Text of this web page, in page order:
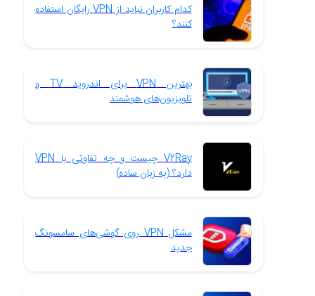
کدام کاربران نباید از VPN رایگان استفاده
کنند؟
بهترین VPN برای اندروید TV و
تلویزیون‌های هوشمند
V2Ray چیست و چه تفاوتی با VPN
دارد؟ (به زبان ساده)
مشکل VPN روی گوشی‌های سامسونگ
جدید